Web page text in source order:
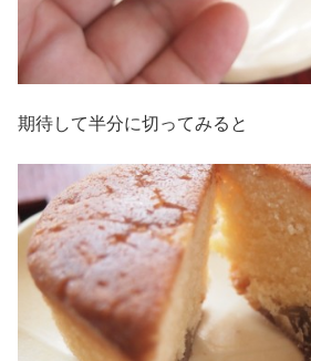
期待して半分に切ってみると